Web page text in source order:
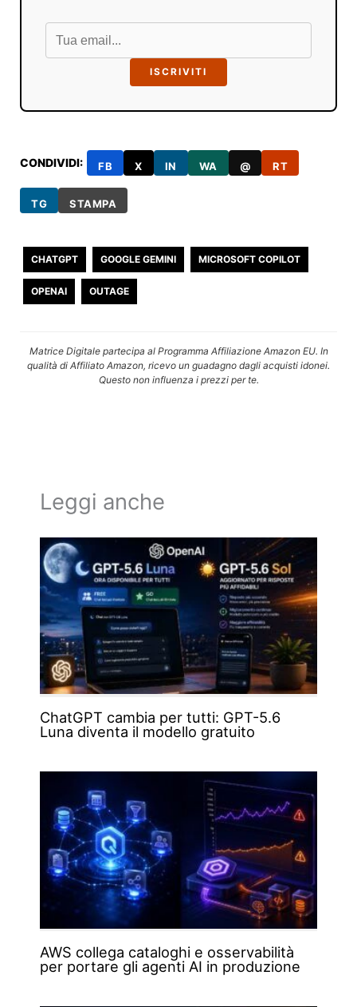
ISCRIVITI
CONDIVIDI: FB X IN WA @ RT
TG STAMPA
CHATGPT GOOGLE GEMINI MICROSOFT COPILOT
OPENAI OUTAGE
Matrice Digitale partecipa al Programma Affiliazione Amazon EU. In
qualità di Affiliato Amazon, ricevo un guadagno dagli acquisti idonei.
Questo non influenza i prezzi per te.
Leggi anche
ChatGPT cambia per tutti: GPT-5.6
Luna diventa il modello gratuito
AWS collega cataloghi e osservabilità
per portare gli agenti AI in produzione